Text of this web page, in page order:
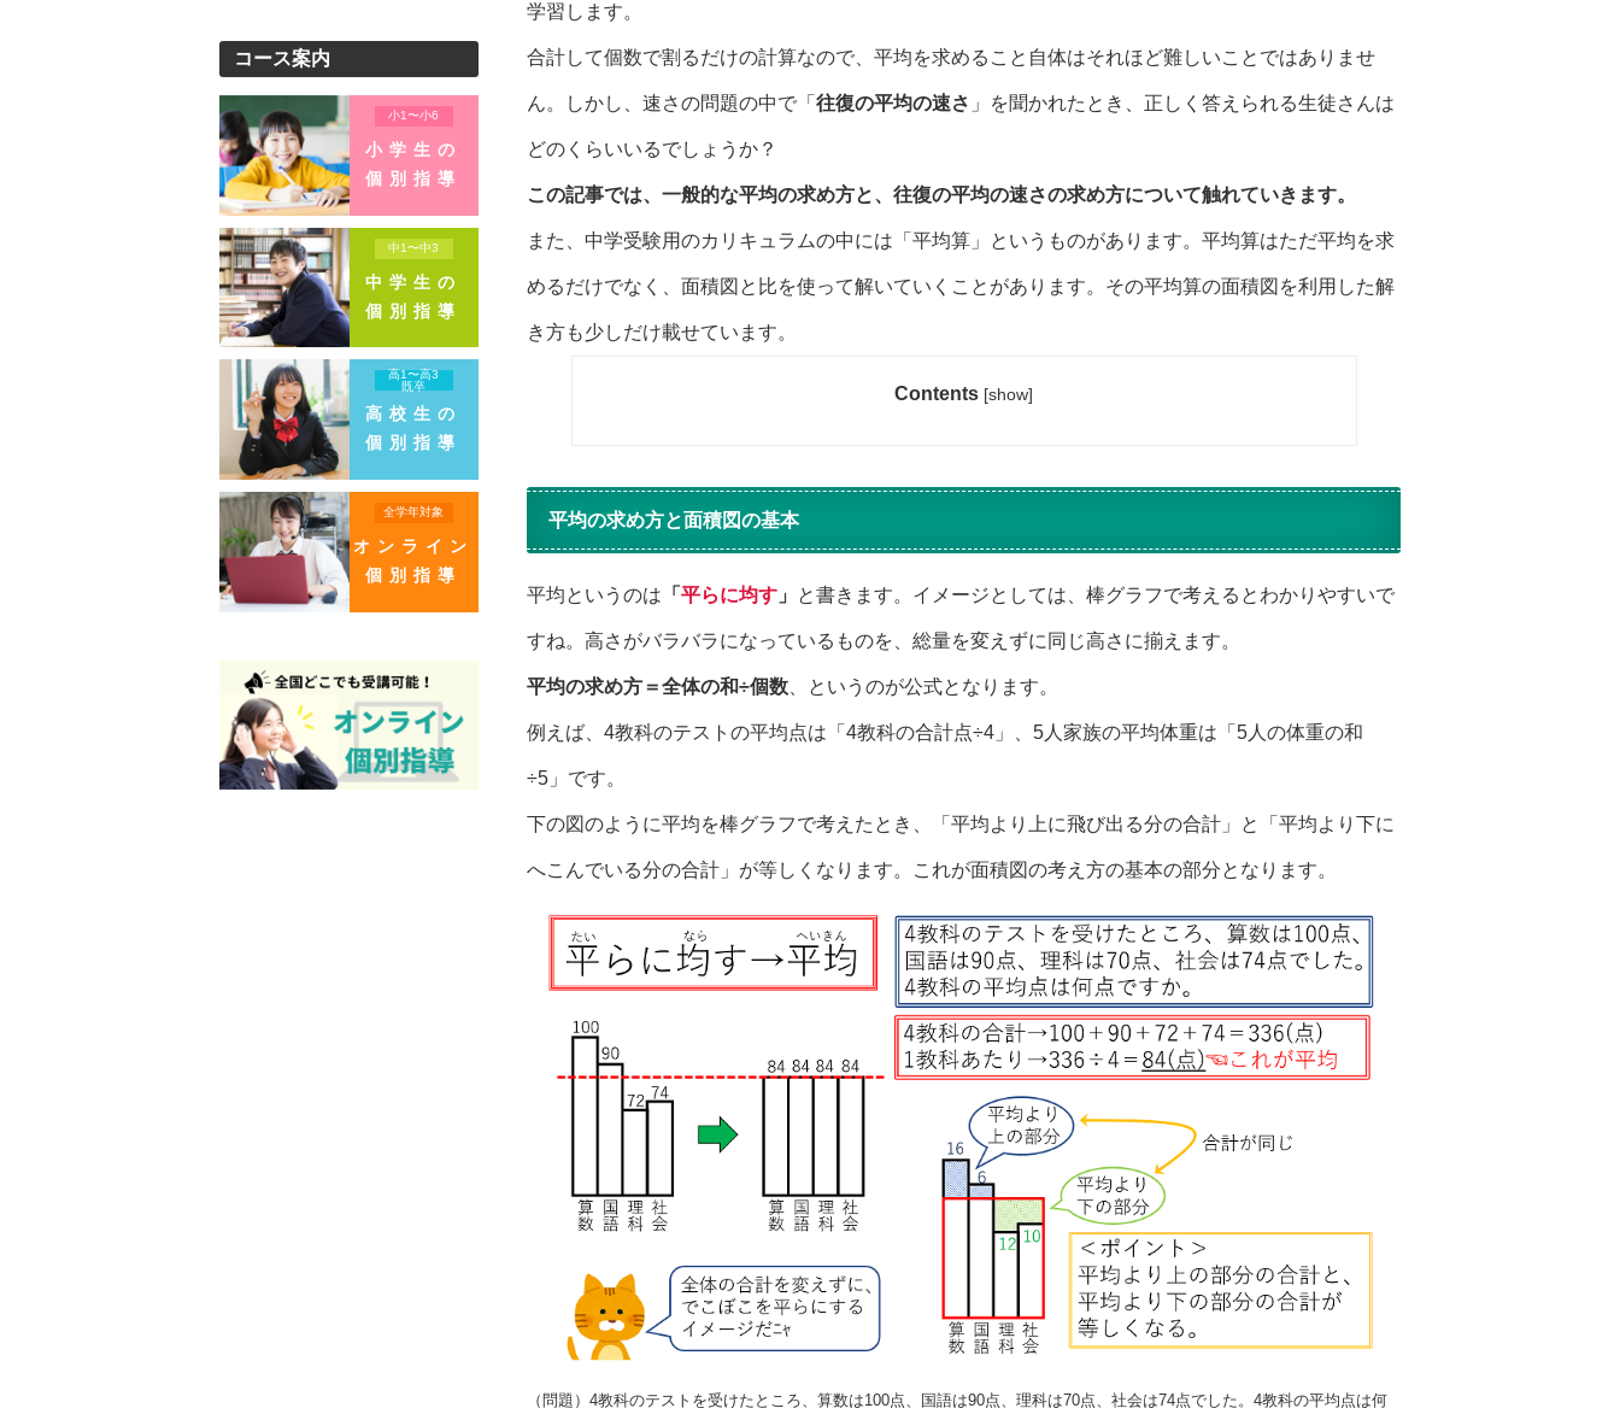
コース案内
小1〜小6
小学生の
個別指導
中1〜中3
中学生の
個別指導
高1〜高3
既卒
高校生の
個別指導
全学年対象
オンライン
個別指導
学習します。
合計して個数で割るだけの計算なので、平均を求めること自体はそれほど難しいことではありませ
ん。しかし、速さの問題の中で「 往復の平均の速さ 」を聞かれたとき、正しく答えられる生徒さんは
どのくらいいるでしょうか？
この記事では、一般的な平均の求め方と、往復の平均の速さの求め方について触れていきます。
また、中学受験用のカリキュラムの中には「平均算」というものがあります。平均算はただ平均を求
めるだけでなく、面積図と比を使って解いていくことがあります。その平均算の面積図を利用した解
き方も少しだけ載せています。
Contents [show]
平均の求め方と面積図の基本
平均というのは 「 平らに均す 」 と書きます。イメージとしては、棒グラフで考えるとわかりやすいで
すね。高さがバラバラになっているものを、総量を変えずに同じ高さに揃えます。
平均の求め方＝全体の和÷個数 、というのが公式となります。
例えば、4教科のテストの平均点は「4教科の合計点÷4」、5人家族の平均体重は「5人の体重の和
÷5」です。
下の図のように平均を棒グラフで考えたとき、「平均より上に飛び出る分の合計」と「平均より下に
へこんでいる分の合計」が等しくなります。これが面積図の考え方の基本の部分となります。
（問題）4教科のテストを受けたところ、算数は100点、国語は90点、理科は70点、社会は74点でした。4教科の平均点は何